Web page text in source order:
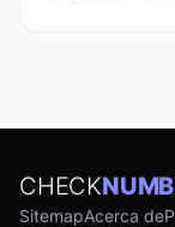
CHECK
SitemapAcerca de